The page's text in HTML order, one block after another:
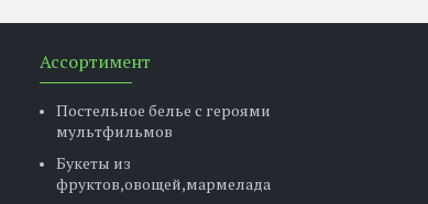
Ассортимент
Постельное белье с героями
мультфильмов
Букеты из
фруктов,овощей,мармелада